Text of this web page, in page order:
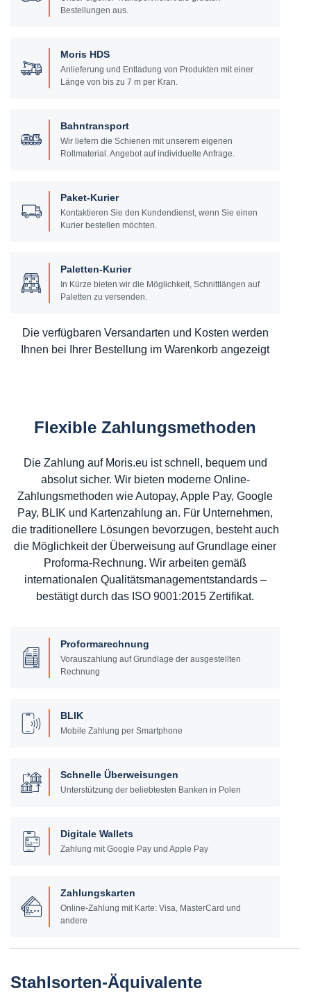
Bestellungen aus.
Moris HDS
Anlieferung und Entladung von Produkten mit einer
Länge von bis zu 7 m per Kran.
Bahntransport
Wir liefern die Schienen mit unserem eigenen
Rollmaterial. Angebot auf individuelle Anfrage.
Paket-Kurier
Kontaktieren Sie den Kundendienst, wenn Sie einen
Kurier bestellen möchten.
Paletten-Kurier
In Kürze bieten wir die Möglichkeit, Schnittlängen auf
Paletten zu versenden.
Die verfügbaren Versandarten und Kosten werden
Ihnen bei Ihrer Bestellung im Warenkorb angezeigt
Flexible Zahlungsmethoden
Die Zahlung auf Moris.eu ist schnell, bequem und
absolut sicher. Wir bieten moderne Online-
Zahlungsmethoden wie Autopay, Apple Pay, Google
Pay, BLIK und Kartenzahlung an. Für Unternehmen,
die traditionellere Lösungen bevorzugen, besteht auch
die Möglichkeit der Überweisung auf Grundlage einer
Proforma-Rechnung. Wir arbeiten gemäß
internationalen Qualitätsmanagementstandards –
bestätigt durch das ISO 9001:2015 Zertifikat.
Proformarechnung
Vorauszahlung auf Grundlage der ausgestellten
Rechnung
BLIK
Mobile Zahlung per Smartphone
Schnelle Überweisungen
Unterstützung der beliebtesten Banken in Polen
Digitale Wallets
Zahlung mit Google Pay und Apple Pay
Zahlungskarten
Online-Zahlung mit Karte: Visa, MasterCard und
andere
Stahlsorten-Äquivalente